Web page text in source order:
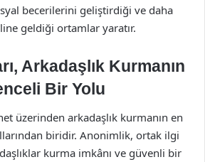
becerilerini geliştirdiği ve daha
geldiği ortamlar yaratır.
Arkadaşlık Kurmanın
Bir Yolu
üzerinden arkadaşlık kurmanın en
biridir. Anonimlik, ortak ilgi
kurma imkânı ve güvenli bir